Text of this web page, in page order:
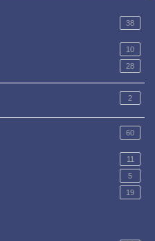
38
10
28
2
60
11
5
19